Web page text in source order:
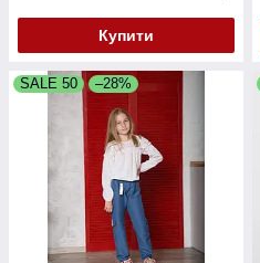
Купити
SALE 50 –28%